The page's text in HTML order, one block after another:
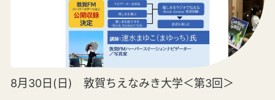
8月30日(日) 敦賀ちえなみき大学＜第3回＞